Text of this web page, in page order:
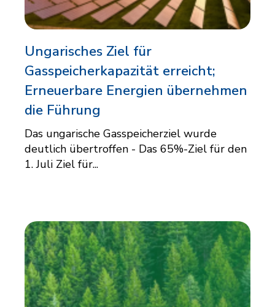
Ungarisches Ziel für
Gasspeicherkapazität erreicht;
Erneuerbare Energien übernehmen
die Führung
Das ungarische Gasspeicherziel wurde
deutlich übertroffen - Das 65%-Ziel für den
1. Juli Ziel für...